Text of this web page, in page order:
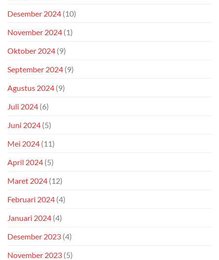
Desember 2024 (10)
November 2024 (1)
Oktober 2024 (9)
September 2024 (9)
Agustus 2024 (9)
Juli 2024 (6)
Juni 2024 (5)
Mei 2024 (11)
April 2024 (5)
Maret 2024 (12)
Februari 2024 (4)
Januari 2024 (4)
Desember 2023 (4)
November 2023 (5)